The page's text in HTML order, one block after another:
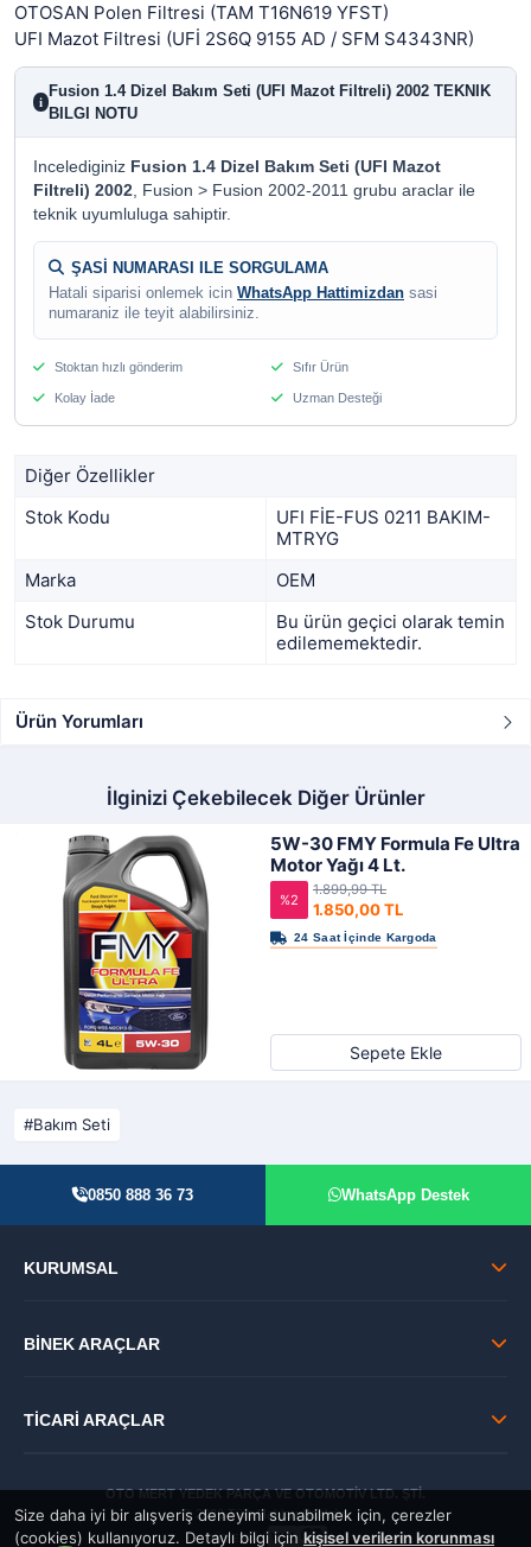
Size daha iyi bir alışveriş deneyimi sunabilmek için, çerezler
(cookies) kullanıyoruz. Detaylı bilgi için kişisel verilerin korunması
OTOSAN Polen Filtresi (TAM T16N619 YFST)
UFI Mazot Filtresi (UFİ 2S6Q 9155 AD / SFM S4343NR)
i
Fusion 1.4 Dizel Bakım Seti (UFI Mazot Filtreli) 2002 TEKNIK
BILGI NOTU
Incelediginiz Fusion 1.4 Dizel Bakım Seti (UFI Mazot
Filtreli) 2002, Fusion > Fusion 2002-2011 grubu araclar ile
teknik uyumluluga sahiptir.
ŞASİ NUMARASI ILE SORGULAMA
Hatali siparisi onlemek icin WhatsApp Hattimizdan sasi
numaraniz ile teyit alabilirsiniz.
Stoktan hızlı gönderim Sıfır Ürün
Kolay İade Uzman Desteği
Diğer Özellikler
Stok Kodu
UFI FİE-FUS 0211 BAKIM-
MTRYG
Marka
OEM
Stok Durumu
Bu ürün geçici olarak temin
edilememektedir.
Ürün Yorumları
İlginizi Çekebilecek Diğer Ürünler
5W-30 FMY Formula Fe Ultra
Motor Yağı 4 Lt.
%2 1.850,00 TL
1.899,99 TL
Sepete Ekle
Bakım Seti
0850 888 36 73 WhatsApp Destek
KURUMSAL
BİNEK ARAÇLAR
TİCARİ ARAÇLAR
OTO MERT YEDEK PARÇA VE OTOMOTİV LTD. ŞTİ.
© 2026 Tüm Hakları Saklıdır.
GÜVENLİ: